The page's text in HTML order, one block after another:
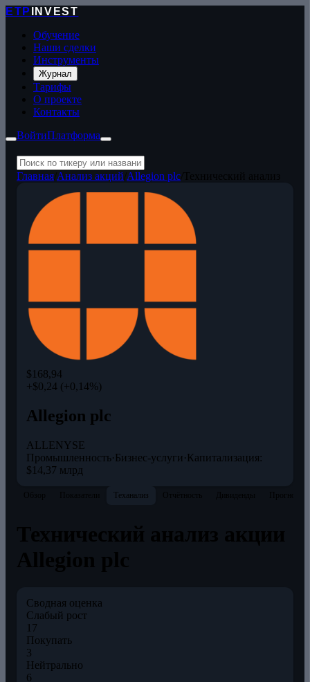
ETP
INVEST
Обучение
Наши сделки
Инструменты
Журнал
Тарифы
О проекте
Контакты
ВойтиПлатформа
Главная Анализ акций Allegion plc
$168,94
+$0,24 (+0,14%)
Allegion plc
ALLENYSE
Промышленность·Бизнес-услуги·Капитализация:
$14,37 млрд
Теханализ
Сводная оценка
Слабый рост
17
Покупать
3
Нейтрально
6